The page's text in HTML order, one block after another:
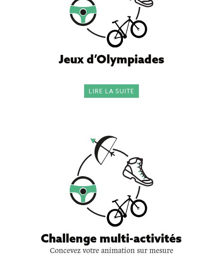
Jeux d’Olympiades
LIRE LA SUITE
Challenge multi-activités
Concevez votre animation sur mesure